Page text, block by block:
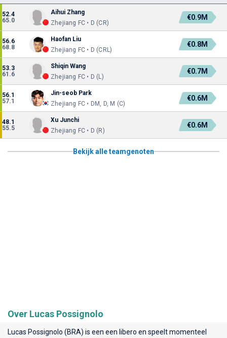
52.4
65.0
Aihui Zhang
Zhejiang FC • D (CR)
€0.9M
56.6
68.8
Haofan Liu
Zhejiang FC • D (CRL)
€0.8M
53.3
61.6
Shiqin Wang
Zhejiang FC • D (L)
€0.7M
56.1
57.1
Jin-seob Park
Zhejiang FC • DM, D, M (C)
€0.6M
48.1
55.5
Xu Junchi
Zhejiang FC • D (R)
€0.6M
Bekijk alle teamgenoten
Over Lucas Possignolo
Lucas Possignolo (BRA) is een een libero en speelt momenteel